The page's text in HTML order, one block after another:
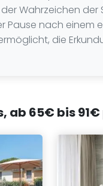
Wahrzeichen
nach einem
die
ab 65€ bis